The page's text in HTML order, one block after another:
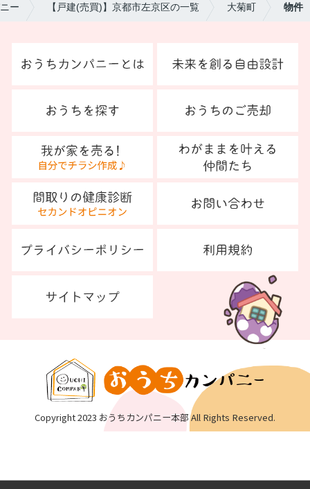
ー 【戸建(売買)】京都市左京区の一覧 大菊町 物件
Copyright 2023 おうちカンパニー本部 All Rights Reserved.